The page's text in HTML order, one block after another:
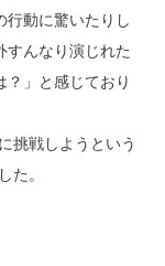
行動に驚いたりし
すんなり演じれた
」と感じており
挑戦しようという
た。